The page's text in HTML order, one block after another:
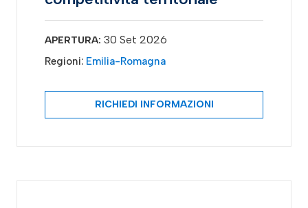
APERTURA: 30 Set 2026
Regioni: Emilia-Romagna
RICHIEDI INFORMAZIONI